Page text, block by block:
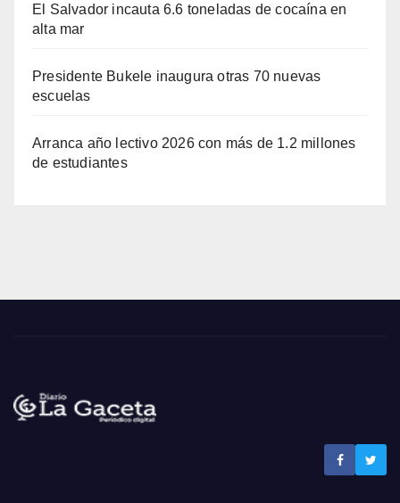
El Salvador incauta 6.6 toneladas de cocaína en
alta mar
Presidente Bukele inaugura otras 70 nuevas
escuelas
Arranca año lectivo 2026 con más de 1.2 millones
de estudiantes